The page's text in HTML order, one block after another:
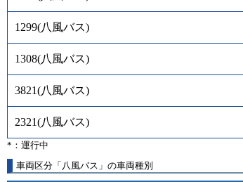
1299(八風バス)
1308(八風バス)
3821(八風バス)
2321(八風バス)
*：運行中
車両区分「八風バス」の車両種別